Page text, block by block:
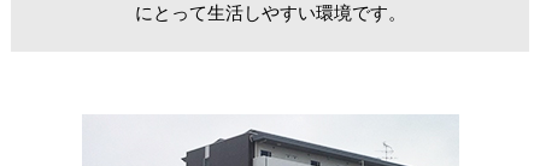
にとって生活しやすい環境です。